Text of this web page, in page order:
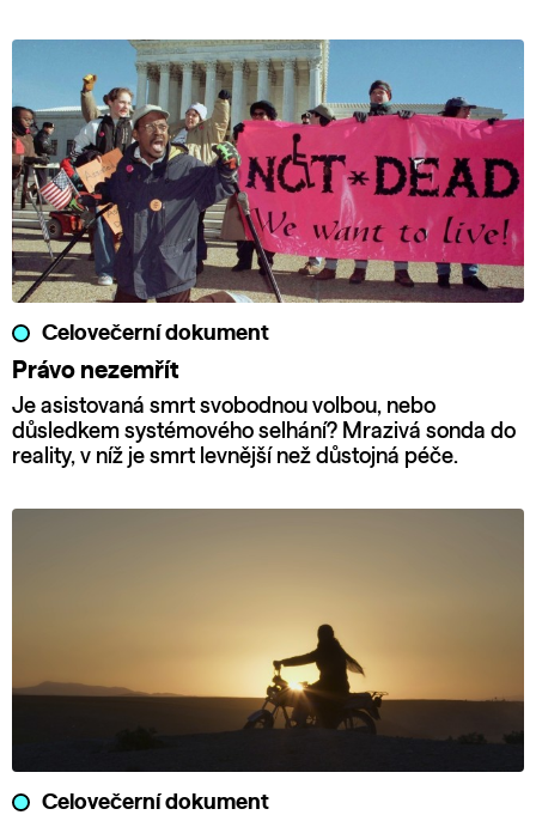
Celovečerní dokument
Právo nezemřít
Je asistovaná smrt svobodnou volbou, nebo
důsledkem systémového selhání? Mrazivá sonda do
reality, v níž je smrt levnější než důstojná péče.
Celovečerní dokument